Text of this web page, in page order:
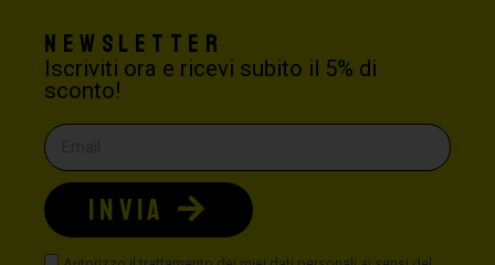
Newsletter
Iscriviti ora e ricevi subito il 5% di
sconto!
INVIA